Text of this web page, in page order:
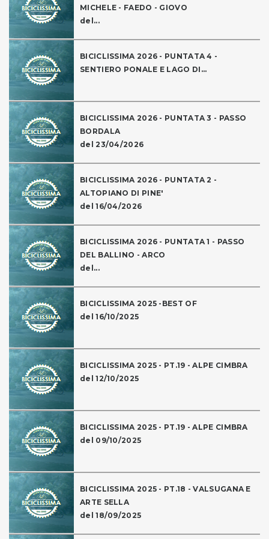
MICHELE - FAEDO - GIOVO
del...
BICICLISSIMA 2026 - PUNTATA 4 -
SENTIERO PONALE E LAGO DI...
BICICLISSIMA 2026 - PUNTATA 3 - PASSO
BORDALA
del 23/04/2026
BICICLISSIMA 2026 - PUNTATA 2 -
ALTOPIANO DI PINE'
del 16/04/2026
BICICLISSIMA 2026 - PUNTATA 1 - PASSO
DEL BALLINO - ARCO
del...
BICICLISSIMA 2025 -BEST OF
del 16/10/2025
BICICLISSIMA 2025 - PT.19 - ALPE CIMBRA
del 12/10/2025
BICICLISSIMA 2025 - PT.19 - ALPE CIMBRA
del 09/10/2025
BICICLISSIMA 2025 - PT.18 - VALSUGANA E
ARTE SELLA
del 18/09/2025